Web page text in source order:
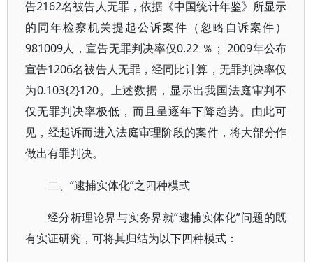
告2162名被告人无罪，依据《中国统计年鉴》所显示
的同年检察机关提起公诉案件（忽略自诉案件）
981009人，宣告无罪判决率仅0.22 ％； 2009年公布
宣告1206名被告人无罪，经同比计算，无罪判决率仅
为0.103{2}120。上述数据，显示出我国法庭审判不
仅无罪判决率极低，而且呈逐年下降趋势。由此可
见，经起诉而进入法庭审理阶段的案件，将大部分作
做出有罪判决。
二、“逮捕实体化”之四种模式
经分析理论界与实务界就“逮捕实体化”问题的既
有实证研究，可将其归结为以下四种模式：